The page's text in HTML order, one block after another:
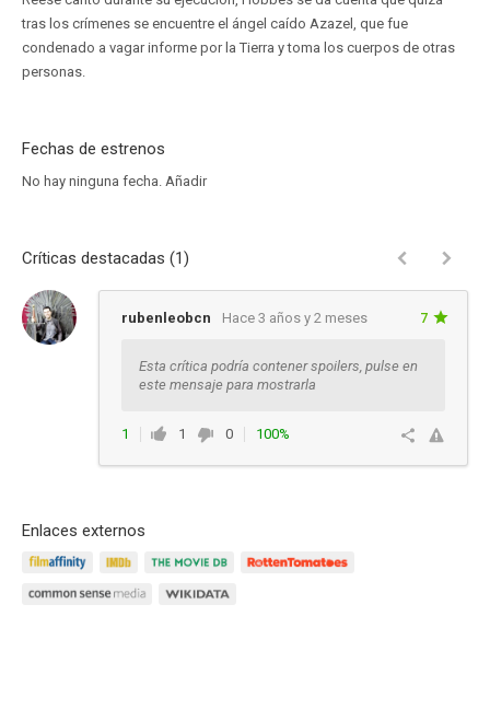
tras los crímenes se encuentre el ángel caído Azazel, que fue
condenado a vagar informe por la Tierra y toma los cuerpos de otras
personas.
Fechas de estrenos
No hay ninguna fecha. Añadir
Críticas destacadas (1)
rubenleobcn Hace 3 años y 2 meses 7
Esta crítica podría contener spoilers, pulse en
este mensaje para mostrarla
1 1 0
100%
Enlaces externos